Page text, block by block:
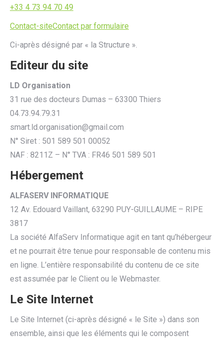
+33 4 73 94 70 49
Contact-siteContact par formulaire
Ci-après désigné par « la Structure ».
Editeur du site
LD Organisation
31 rue des docteurs Dumas – 63300 Thiers
04.73.94.79.31
smart.ld.organisation@gmail.com
N° Siret : 501 589 501 00052
NAF : 8211Z – N° TVA : FR46 501 589 501
Hébergement
ALFASERV INFORMATIQUE
12 Av. Edouard Vaillant, 63290 PUY-GUILLAUME – RIPE
3817
La société AlfaServ Informatique agit en tant qu’hébergeur
et ne pourrait être tenue pour responsable de contenu mis
en ligne. L’entière responsabilité du contenu de ce site
est assumée par le Client ou le Webmaster.
Le Site Internet
Le Site Internet (ci-après désigné « le Site ») dans son
ensemble, ainsi que les éléments qui le composent